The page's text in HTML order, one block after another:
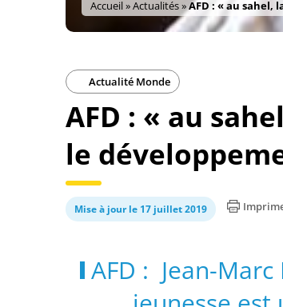
Accueil»Actualités»AFD : « au sahel,
Actualité Monde
AFD : « au
le
Mise à jour le 17 juillet 2019
AFD : Jean-